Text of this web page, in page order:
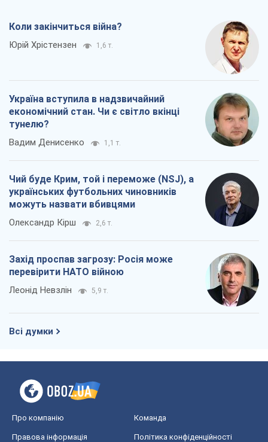
Коли закінчиться війна?
Юрій Хрістензен 1,6 т.
Україна вступила в надзвичайний
економічний стан. Чи є світло вкінці
тунелю?
Вадим Денисенко 1,1 т.
Чий буде Крим, той і переможе (NSJ), а
українських футбольних чиновників
можуть назвати вбивцями
Олександр Кірш 2,6 т.
Захід проспав загрозу: Росія може
перевірити НАТО війною
Леонід Невзлін 5,9 т.
Всі думки
Про компанію Команда
Правова інформація Політика конфіденційності